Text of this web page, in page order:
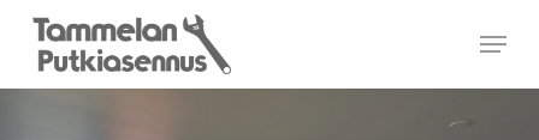
Skip
Menu